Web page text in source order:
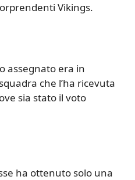
Vikings.
assegnato era in
che l’ha ricevuta
sia stato il voto
ha ottenuto solo una